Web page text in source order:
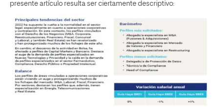
presente artículo resulta ser ciertamente descriptivo: